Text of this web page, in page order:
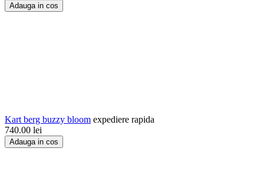
Adauga in cos
Kart berg buzzy bloom expediere rapida
740.00 lei
Adauga in cos